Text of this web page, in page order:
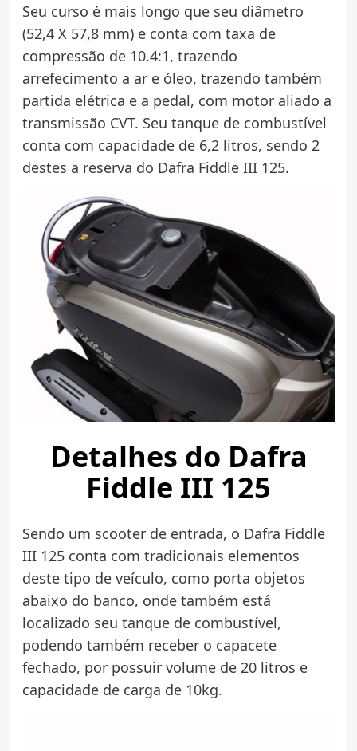
Seu curso é mais longo que seu diâmetro
(52,4 X 57,8 mm) e conta com taxa de
compressão de 10.4:1, trazendo
arrefecimento a ar e óleo, trazendo também
partida elétrica e a pedal, com motor aliado a
transmissão CVT. Seu tanque de combustível
conta com capacidade de 6,2 litros, sendo 2
destes a reserva do Dafra Fiddle III 125.
Detalhes do Dafra
Fiddle III 125
Sendo um scooter de entrada, o Dafra Fiddle
III 125 conta com tradicionais elementos
deste tipo de veículo, como porta objetos
abaixo do banco, onde também está
localizado seu tanque de combustível,
podendo também receber o capacete
fechado, por possuir volume de 20 litros e
capacidade de carga de 10kg.